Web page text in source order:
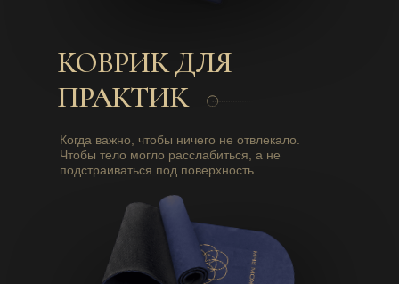
КОВРИК ДЛЯ
ПРАКТИК
Когда важно, чтобы ничего не отвлекало.
Чтобы тело могло расслабиться, а не
подстраиваться под поверхность